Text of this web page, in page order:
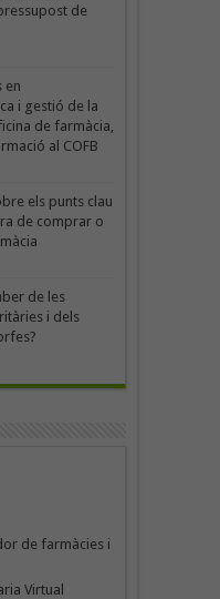
de
en
i gestió de la
de farmàcia,
al COFB
els punts clau
de comprar o
de les
i dels
de farmàcies i
Virtual